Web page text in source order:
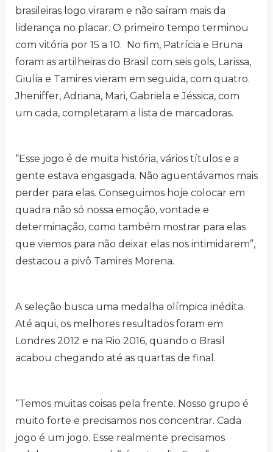
brasileiras logo viraram e não saíram mais da
liderança no placar. O primeiro tempo terminou
com vitória por 15 a 10. No fim, Patrícia e Bruna
foram as artilheiras do Brasil com seis gols, Larissa,
Giulia e Tamires vieram em seguida, com quatro.
Jheniffer, Adriana, Mari, Gabriela e Jéssica, com
um cada, completaram a lista de marcadoras.
“Esse jogo é de muita história, vários títulos e a
gente estava engasgada. Não aguentávamos mais
perder para elas. Conseguimos hoje colocar em
quadra não só nossa emoção, vontade e
determinação, como também mostrar para elas
que viemos para não deixar elas nos intimidarem”,
destacou a pivô Tamires Morena.
A seleção busca uma medalha olímpica inédita.
Até aqui, os melhores resultados foram em
Londres 2012 e na Rio 2016, quando o Brasil
acabou chegando até as quartas de final.
“Temos muitas coisas pela frente. Nosso grupo é
muito forte e precisamos nos concentrar. Cada
jogo é um jogo. Esse realmente precisamos